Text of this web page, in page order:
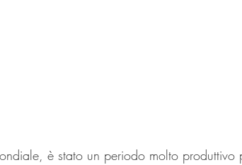
è stato un periodo molto produttivo